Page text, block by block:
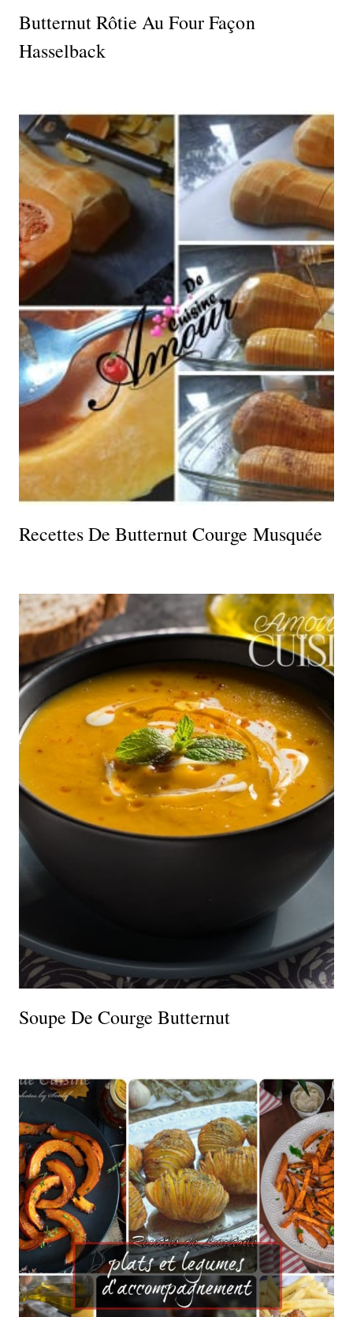
Butternut Rôtie Au Four Façon
Hasselback
Recettes De Butternut Courge Musquée
Soupe De Courge Butternut